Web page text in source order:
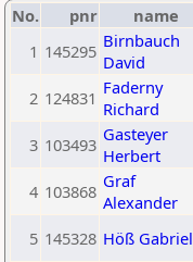
No. pnr name
1 145295 Birnbauch
David
2 124831 Faderny
Richard
3 103493 Gasteyer
Herbert
4 103868 Graf
Alexander
5 145328 Höß Gabriel